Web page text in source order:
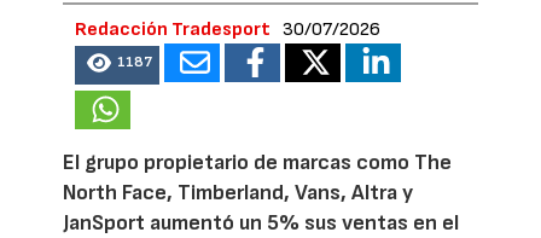
Redacción Tradesport 30/07/2026
1187
El grupo propietario de marcas como The
North Face, Timberland, Vans, Altra y
JanSport aumentó un 5% sus ventas en el